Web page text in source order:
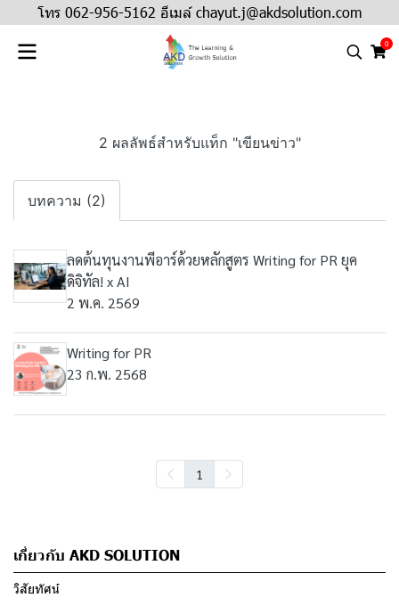
โทร 062-956-5162 อีเมล์ chayut.j@akdsolution.com
0
2 ผลลัพธ์สำหรับแท็ก "เขียนข่าว"
บทความ (2)
ลดต้นทุนงานพีอาร์ด้วยหลักสูตร Writing for PR ยุค
ดิจิทัล! x AI
2 พ.ค. 2569
Writing for PR
23 ก.พ. 2568
1
เกี่ยวกับ AKD SOLUTION
วิสัยทัศน์